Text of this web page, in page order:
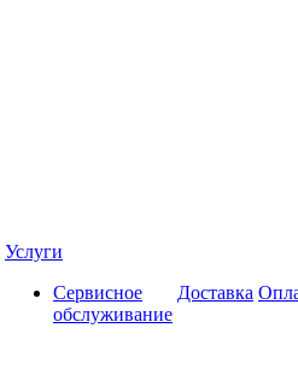
Услуги
Сервисное
обслуживание
Доставка